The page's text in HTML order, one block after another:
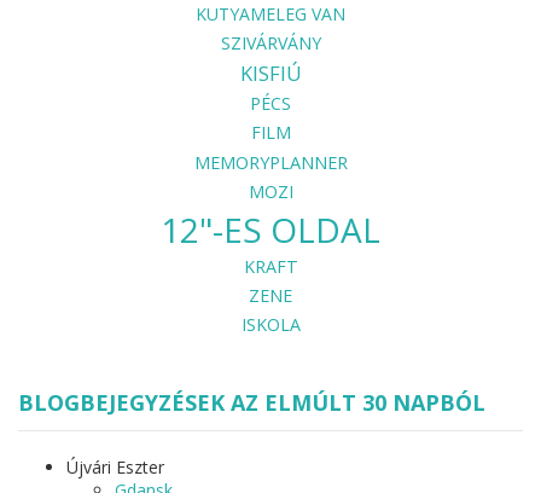
KUTYAMELEG VAN
SZIVÁRVÁNY
KISFIÚ
PÉCS
FILM
MEMORYPLANNER
MOZI
12"-ES OLDAL
KRAFT
ZENE
ISKOLA
BLOGBEJEGYZÉSEK AZ ELMÚLT 30 NAPBÓL
Újvári Eszter